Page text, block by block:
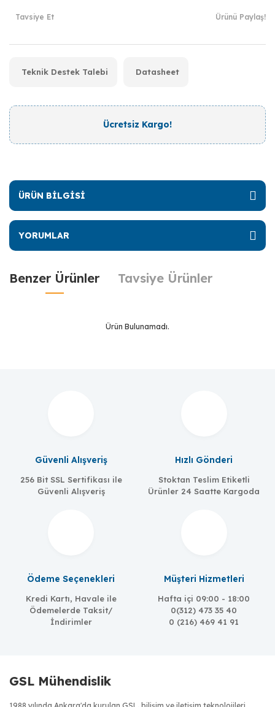
Tavsiye Et Ürünü Paylaş!
Teknik Destek Talebi Datasheet
Ücretsiz Kargo!
ÜRÜN BİLGİSİ
YORUMLAR
Benzer Ürünler Tavsiye Ürünler
Ürün Bulunamadı.
Güvenli Alışveriş
256 Bit SSL Sertifikası ile
Güvenli Alışveriş
Hızlı Gönderi
Stoktan Teslim Etiketli
Ürünler 24 Saatte Kargoda
Ödeme Seçenekleri
Kredi Kartı, Havale ile
Ödemelerde Taksit/
İndirimler
Müşteri Hizmetleri
Hafta içi 09:00 - 18:00
0(312) 473 35 40
0 (216) 469 41 91
GSL Mühendislik